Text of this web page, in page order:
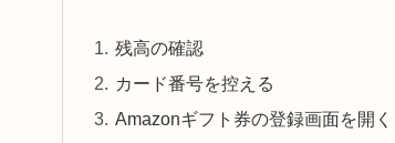
残高の確認
カード番号を控える
Amazonギフト券の登録画面を開く